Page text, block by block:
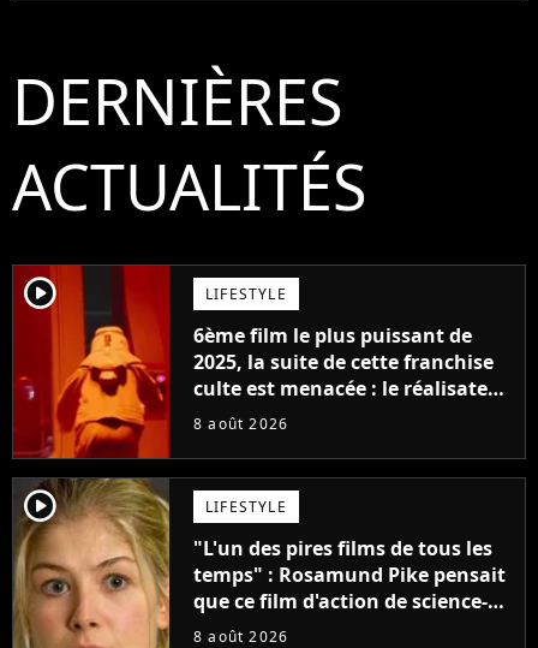
DERNIÈRES
ACTUALITÉS
player2 LIFESTYLE
6ème film le plus puissant de
2025, la suite de cette franchise
culte est menacée : le réalisateur
claque la porte pour "différends
8 août 2026
player2 LIFESTYLE
"L'un des pires films de tous les
temps" : Rosamund Pike pensait
que ce film d'action de science-
fiction avec Dwayne Johnson
8 août 2026